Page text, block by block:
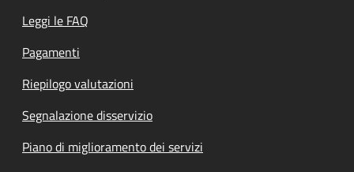
Leggi le FAQ
Pagamenti
Riepilogo valutazioni
Segnalazione disservizio
Piano di miglioramento dei servizi